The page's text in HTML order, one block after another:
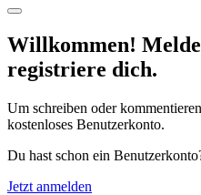
Willkommen!
registriere dich.
Um schreiben oder
kostenloses Benutzerkonto.
Du hast schon ein
Jetzt anmelden